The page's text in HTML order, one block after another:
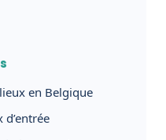
en Belgique